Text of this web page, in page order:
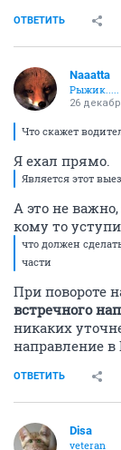
ОТВЕТИТЬ
Naaatta
Рыжик.....
26
Что скажет
Я ехал прямо.
Является этот
А это не
кому то
что должен
части
При повороте
встречного
никаких
направление
ОТВЕТИТЬ
Disa
veteran